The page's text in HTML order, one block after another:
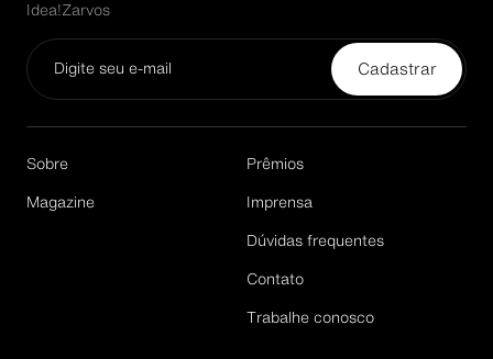
Idea!Zarvos
Cadastrar
Email*
Sobre
Magazine
Prêmios
Imprensa
Dúvidas frequentes
Contato
Trabalhe conosco